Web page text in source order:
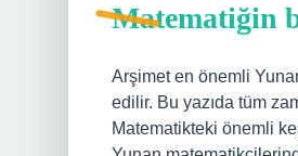
Matematiğin
Arşimet en önemli
edilir. Bu yazıda tüm
Matematikteki önemli